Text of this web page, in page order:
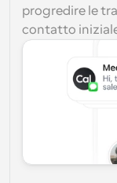
progredire le
contatto